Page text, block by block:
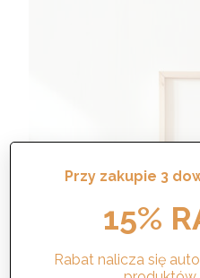
Przy zakupie 3
15%
Rabat nalicza się